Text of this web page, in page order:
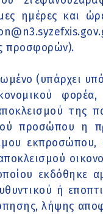
ημέρες και
προσφορών).
(υπάρχει
της
προσώπου η
εκπροσώπου,
εκδόθηκε
ή
λήψης